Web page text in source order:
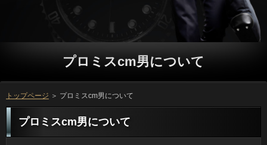
プロミスcm男について
トップページ ＞ プロミスcm男について
プロミスcm男について